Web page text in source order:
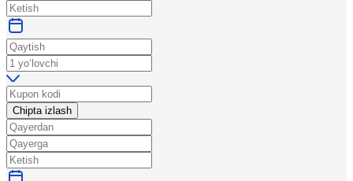
Chipta izlash